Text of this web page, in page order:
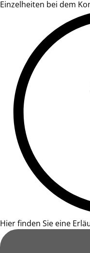
Einzelheiten bei dem
Hier finden Sie eine